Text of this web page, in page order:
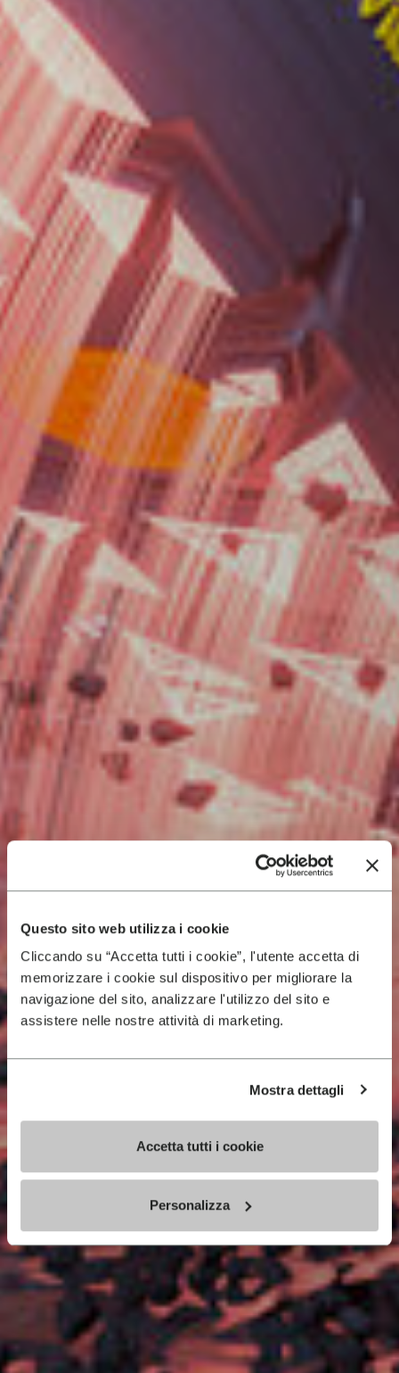
Questo sito web utilizza i cookie
Cliccando su “Accetta tutti i cookie”, l'utente accetta di
memorizzare i cookie sul dispositivo per migliorare la
navigazione del sito, analizzare l'utilizzo del sito e
assistere nelle nostre attività di marketing.
Mostra dettagli
Accetta tutti i cookie
Personalizza